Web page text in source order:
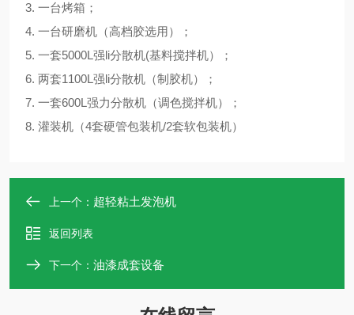
3. 一台烤箱；
4. 一台研磨机（高档胶选用）；
5. 一套5000L强li分散机(基料搅拌机）；
6. 两套1100L强li分散机（制胶机）；
7. 一套600L强力分散机（调色搅拌机）；
8. 灌装机（4套硬管包装机/2套软包装机）
上一个： 超轻粘土发泡机
返回列表
下一个： 油漆成套设备